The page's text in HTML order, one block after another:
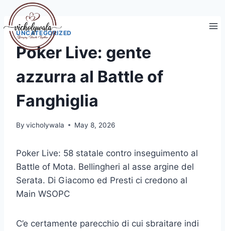
Skip
contentUNCATEGORIZED
Poker Live: gente
azzurra al Battle of
Fanghiglia
By vicholywala May 8, 2026
Poker Live: 58 statale contro inseguimento al
Battle of Mota. Bellingheri al asse argine del
Serata. Di Giacomo ed Presti ci credono al
Main WSOPC
C’e certamente parecchio di cui sbraitare indi